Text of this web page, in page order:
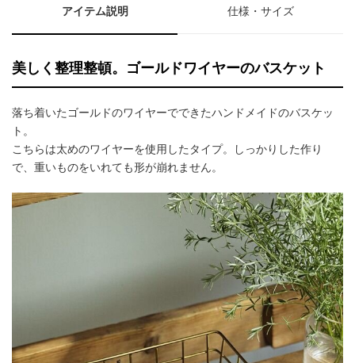
アイテム説明 仕様・サイズ
美しく整理整頓。ゴールドワイヤーのバスケット
落ち着いたゴールドのワイヤーでできたハンドメイドのバスケッ
ト。
こちらは太めのワイヤーを使用したタイプ。しっかりした作り
で、重いものをいれても形が崩れません。